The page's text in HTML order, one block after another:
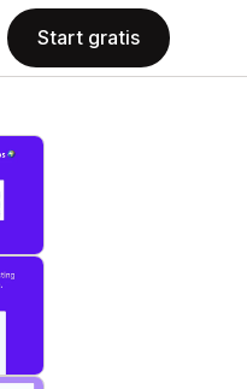
Start gratis